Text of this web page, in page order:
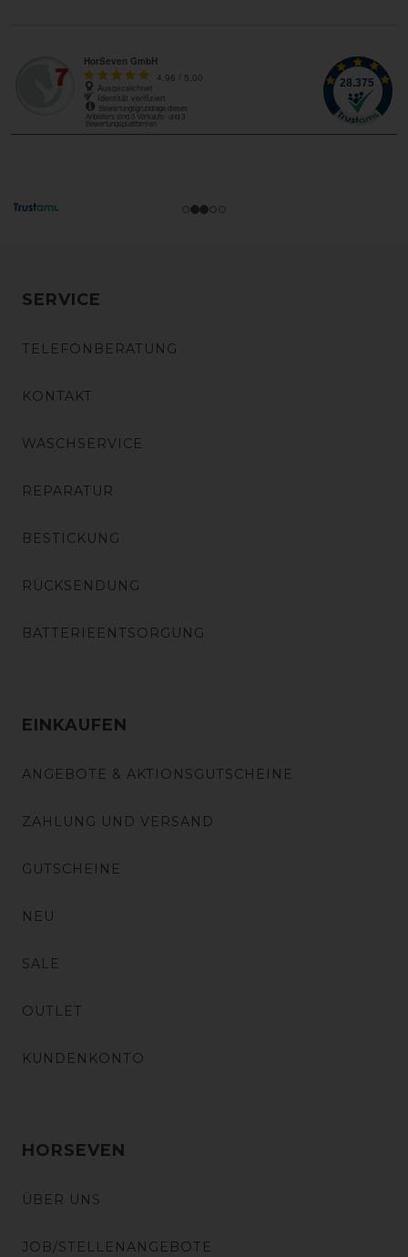
SERVICE
TELEFONBERATUNG
KONTAKT
WASCHSERVICE
REPARATUR
BESTICKUNG
RÜCKSENDUNG
BATTERIEENTSORGUNG
EINKAUFEN
ANGEBOTE & AKTIONSGUTSCHEINE
ZAHLUNG UND VERSAND
GUTSCHEINE
NEU
SALE
OUTLET
KUNDENKONTO
HORSEVEN
ÜBER UNS
JOB/STELLENANGEBOTE